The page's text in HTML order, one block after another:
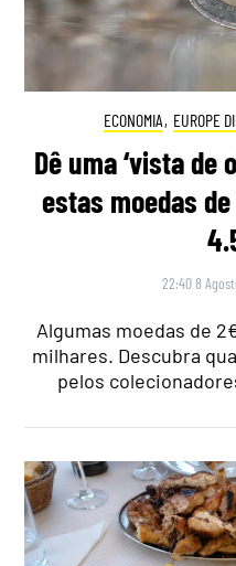
ECONOMIA, EUROPE
Dê uma ‘vista de
estas moedas
22:40 8
Algumas moedas de
milhares. Descubra
pelos